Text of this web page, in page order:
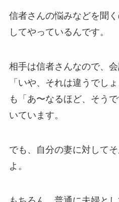
信者さんの悩みなどを聞
してやっているんです。
相手は信者さんなので、
「いや、それは違うでし
も「あ〜なるほど、そう
いています。
でも、自分の妻に対して
よ。